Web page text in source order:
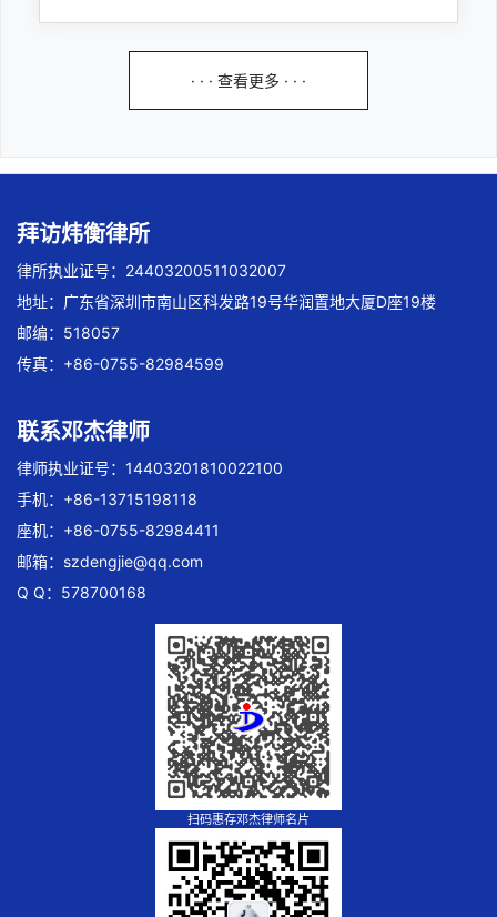
· · · 查看更多 · · ·
拜访炜衡律所
律所执业证号：24403200511032007
地址：广东省深圳市南山区科发路19号华润置地大厦D座19楼
邮编：518057
传真：+86-0755-82984599
联系邓杰律师
律师执业证号：14403201810022100
手机：+86-13715198118
座机：+86-0755-82984411
邮箱： szdengjie@qq.com
Q Q：578700168
扫码惠存邓杰律师名片